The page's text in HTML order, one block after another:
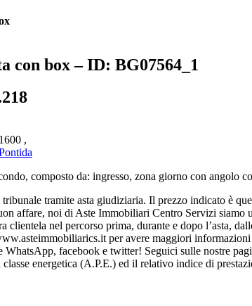
con box – ID: BG07564_1
,
composto da: ingresso, zona giorno con angolo
tramite asta giudiziaria. Il prezzo indicato è
affare, noi di Aste Immobiliari Centro Servizi siamo
clientela nel percorso prima, durante e dopo l’asta,
per avere maggiori
WhatsApp, facebook e twitter! Seguici sulle nostre
energetica (A.P.E.) ed il relativo indice di